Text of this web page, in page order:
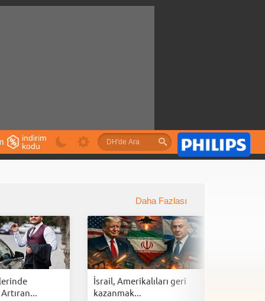
indirim
kodu
Daha Fazlası
İsrail, Amerikalıları geri
kazanmak...